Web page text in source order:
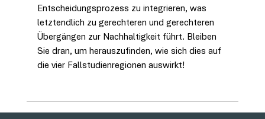
Entscheidungsprozess zu integrieren, was
letztendlich zu gerechteren und gerechteren
Übergängen zur Nachhaltigkeit führt. Bleiben
Sie dran, um herauszufinden, wie sich dies auf
die vier Fallstudienregionen auswirkt!